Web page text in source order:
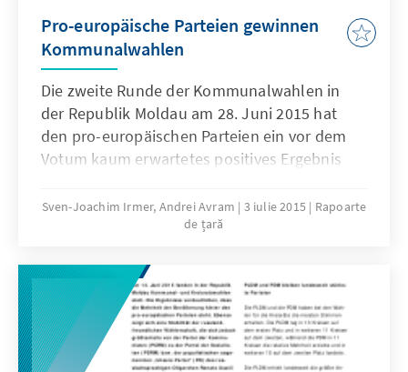
Pro-europäische Parteien gewinnen
Kommunalwahlen
Die zweite Runde der Kommunalwahlen in
der Republik Moldau am 28. Juni 2015 hat
den pro-europäischen Parteien ein vor dem
Votum kaum erwartetes positives Ergebnis
Chișinău konnte sich der amtierende
Oberbürgermeister Dorin Chirtoacă von der
Kontrahentin Zinaida Greceanîi von der Partei
der Sozialisten (PSRM) durchsetzen. Er erhielt
53,54 Prozent der abgegebenen Stimmen.
Sven-Joachim Irmer, Andrei Avram 3 iulie 2015
Rapoarte
de țară